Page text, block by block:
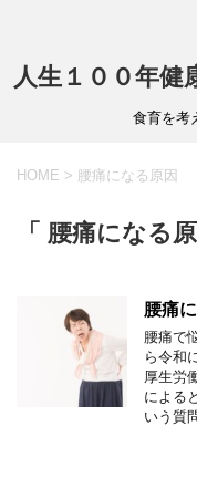
人生１００年健
食育を考
HOME > 腰痛になる原因
「 腰痛になる
腰痛
腰痛で
ら令和
厚生労
による
いう質